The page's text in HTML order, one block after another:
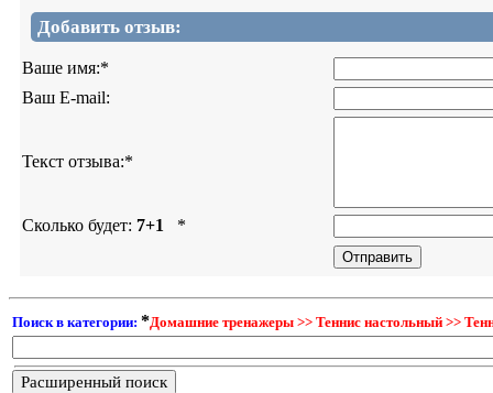
Добавить отзыв:
Ваше имя:*
Ваш E-mail:
Текст отзыва:*
Сколько будет: 7+1 *
Поиск в категории: *Домашние тренажеры >> Теннис настольный >>
Расширенный поиск